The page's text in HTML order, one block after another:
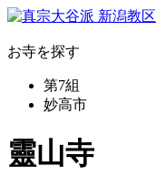
お寺を探す
第7組
妙高市
靈山寺